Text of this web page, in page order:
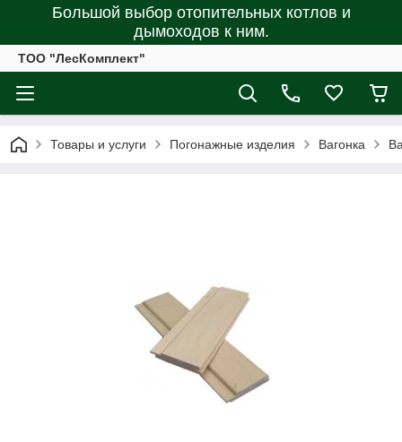
Большой выбор отопительных котлов и
дымоходов к ним.
ТОО "ЛесКомплект"
Товары и услуги Погонажные изделия Вагонка